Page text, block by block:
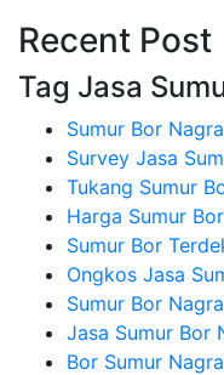
Recent Post
Tag Jasa
Sumur Bor
Survey Jasa
Tukang Sumur
Harga Sumur
Sumur Bor
Ongkos Jasa
Sumur Bor
Jasa Sumur Bor
Bor Sumur